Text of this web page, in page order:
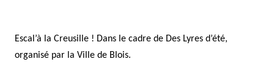
Escal’à la Creusille ! Dans le cadre de Des Lyres d’été,
organisé par la Ville de Blois.